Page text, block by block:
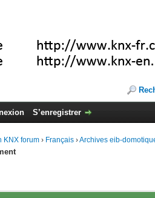
S’enregistrer
KNX forum › Français ›Archives eib-